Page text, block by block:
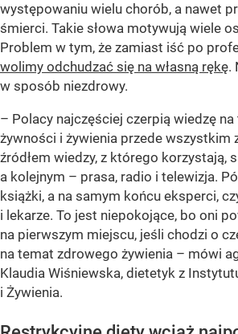
występowaniu wielu chorób, a nawet
śmierci. Takie słowa motywują wiele
Problem w tym, że zamiast iść po
wolimy odchudzać się na własną rękę.
w sposób niezdrowy.
– Polacy najczęściej czerpią wiedzę
żywności i żywienia przede wszystkim
źródłem wiedzy, z którego korzystają,
a kolejnym – prasa, radio i telewizja.
książki, a na samym końcu eksperci,
i lekarze. To jest niepokojące, bo oni
na pierwszym miejscu, jeśli chodzi o
na temat zdrowego żywienia – mówi
Klaudia Wiśniewska, dietetyk z
i Żywienia.